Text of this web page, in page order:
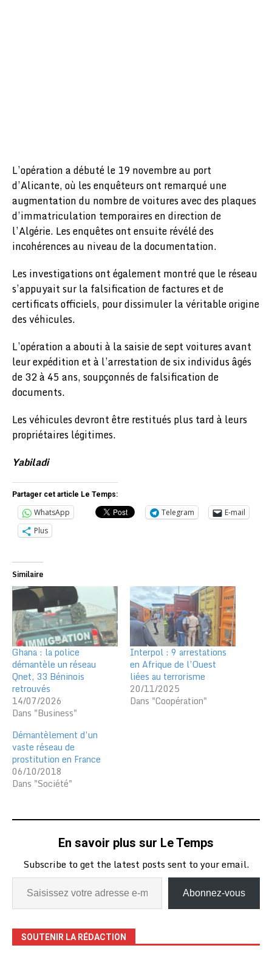
L’opération a débuté le 19 novembre au port
d’Alicante, où les enquêteurs ont remarqué une
augmentation du nombre de voitures avec des plaques
d’immatriculation temporaires en direction de
l’Algérie. Les enquêtes ont ensuite révélé des
incohérences au niveau de la documentation.
Les investigations ont également montré que le réseau
s’appuyait sur la falsification de factures et de
certificats officiels, pour dissimuler la véritable origine
des véhicules.
L’opération a abouti à la saisie de sept voitures avant
leur expédition et à l’arrestation de six individus âgés
de 32 à 45 ans, soupçonnés de falsification de
documents.
Les véhicules devront être restitués plus tard à leurs
propriétaires légitimes.
Yabiladi
Partager cet article Le Temps:
WhatsApp Telegram
E-mail
Plus
Similaire
Ghana : la police
démantèle un réseau
Qnet, 33 Béninois
retrouvés
14/07/2026
Dans "Business"
Interpol : 9 arrestations
en Afrique de l’Ouest
liées au terrorisme
20/11/2025
Dans "Coopération"
Démantèlement d’un
vaste réseau de
prostitution en France
06/10/2018
Dans "Société"
En savoir plus sur Le Temps
Subscribe to get the latest posts sent to your email.
Abonnez-vous
SOUTENIR LA RÉDACTION